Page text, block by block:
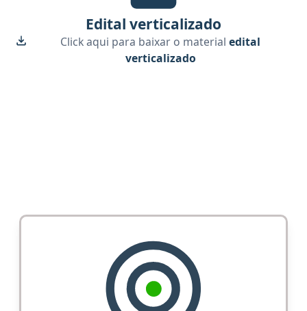
Edital verticalizado
Click aqui para baixar o materialedital
verticalizado